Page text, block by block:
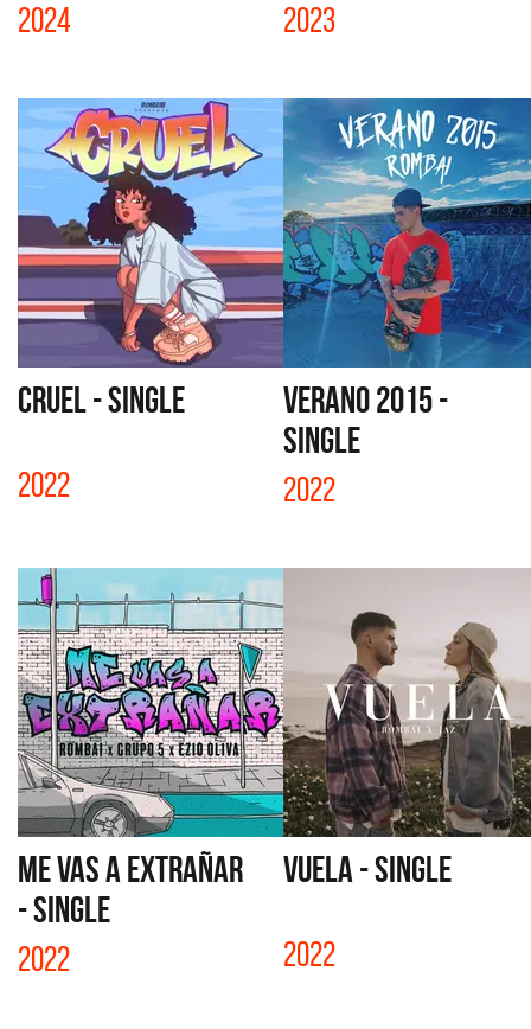
2024 2023
CRUEL - SINGLE
2022
VERANO 2015 -
SINGLE
2022
ME VAS A EXTRAÑAR
- SINGLE
2022
VUELA - SINGLE
2022